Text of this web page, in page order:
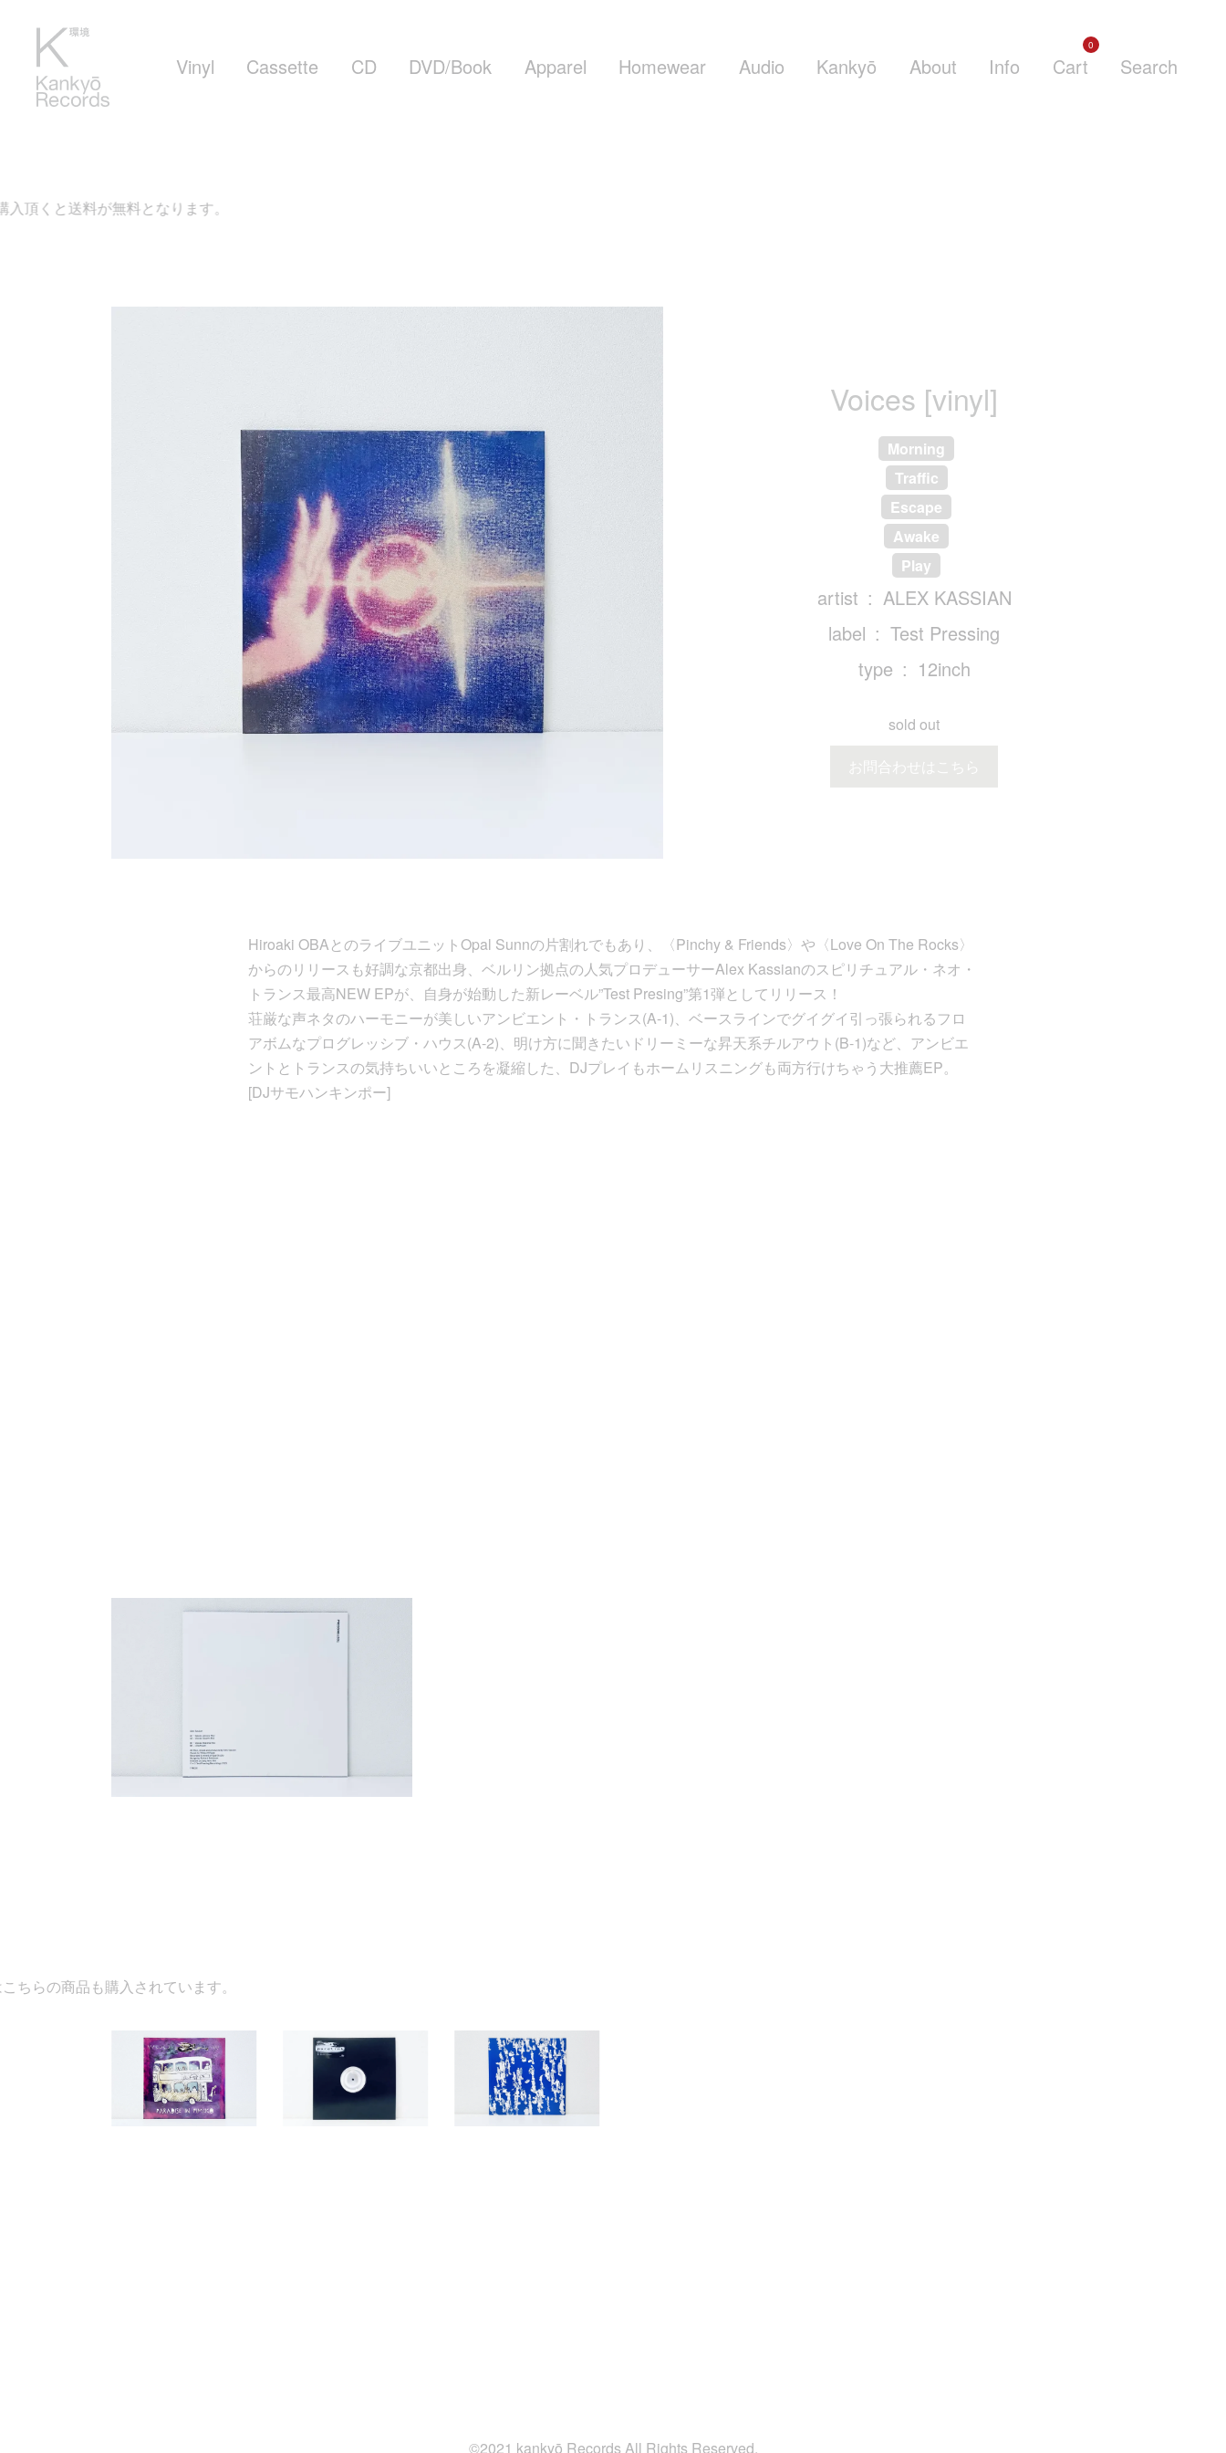
Vinyl Cassette CD DVD/Book Apparel Homewear Audio Kankyō About Info Cart
0
Search
となります。
Voices [vinyl]
Morning
Traffic
Escape
Awake
Play
artist
ALEX KASSIAN
label
Test Pressing
type
12inch
sold out
お問合わせはこちら
Hiroaki OBAとのライブユニットOpal Sunnの片割れでもあり、〈Pinchy & Friends〉や〈Love On The Rocks〉
からのリリースも好調な京都出身、ベルリン拠点の人気プロデューサーAlex Kassianのスピリチュアル・ネオ・
トランス最高NEW EPが、自身が始動した新レーベル”Test Presing”第1弾としてリリース！
荘厳な声ネタのハーモニーが美しいアンビエント・トランス(A-1)、ベースラインでグイグイ引っ張られるフロ
アボムなプログレッシブ・ハウス(A-2)、明け方に聞きたいドリーミーな昇天系チルアウト(B-1)など、アンビエ
ントとトランスの気持ちいいところを凝縮した、DJプレイもホームリスニングも両方行けちゃう大推薦EP。
[DJサモハンキンポー]
れています。
©2021 kankyō Records All Rights Reserved.